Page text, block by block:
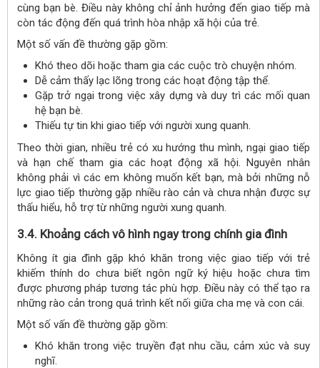
cùng bạn bè. Điều này không chỉ ảnh hưởng đến giao tiếp mà
còn tác động đến quá trình hòa nhập xã hội của trẻ.
Một số vấn đề thường gặp gồm:
Khó theo dõi hoặc tham gia các cuộc trò chuyện nhóm.
Dễ cảm thấy lạc lõng trong các hoạt động tập thể.
Gặp trở ngại trong việc xây dựng và duy trì các mối quan
hệ bạn bè.
Thiếu tự tin khi giao tiếp với người xung quanh.
Theo thời gian, nhiều trẻ có xu hướng thu mình, ngại giao tiếp
và hạn chế tham gia các hoạt động xã hội. Nguyên nhân
không phải vì các em không muốn kết bạn, mà bởi những nỗ
lực giao tiếp thường gặp nhiều rào cản và chưa nhận được sự
thấu hiểu, hỗ trợ từ những người xung quanh.
3.4. Khoảng cách vô hình ngay trong chính gia đình
Không ít gia đình gặp khó khăn trong việc giao tiếp với trẻ
khiếm thính do chưa biết ngôn ngữ ký hiệu hoặc chưa tìm
được phương pháp tương tác phù hợp. Điều này có thể tạo ra
những rào cản trong quá trình kết nối giữa cha mẹ và con cái.
Một số vấn đề thường gặp gồm:
Khó khăn trong việc truyền đạt nhu cầu, cảm xúc và suy
nghĩ.